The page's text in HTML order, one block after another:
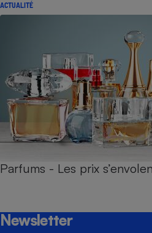
ACTUALITÉ
Parfums - Les prix
Newsletter